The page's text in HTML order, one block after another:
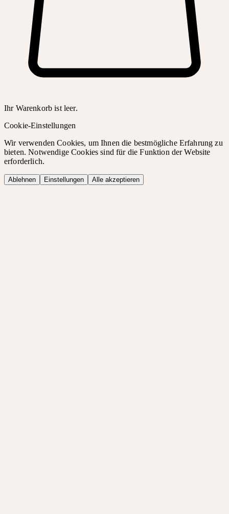
Ihr Warenkorb ist leer.
Cookie-Einstellungen
Wir verwenden Cookies, um Ihnen die bestmögliche Erfahrung zu
bieten. Notwendige Cookies sind für die Funktion der Website
erforderlich.
Ablehnen Einstellungen Alle akzeptieren